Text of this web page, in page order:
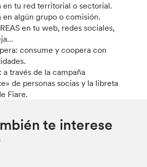
en tu red territorial o sectorial.
en algún grupo o comisión.
en tu web, redes sociales,
consume y coopera con
a través de la campaña
de personas socias y la libreta
Fiare.
te interese